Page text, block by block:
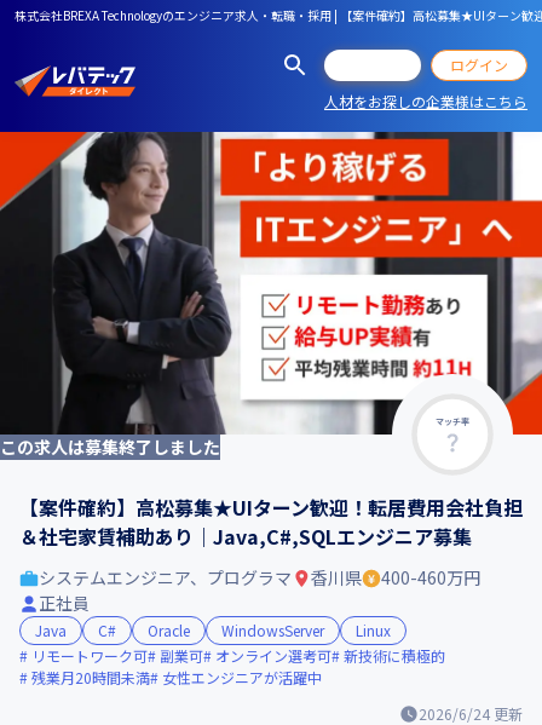
株式会社BREXA Technologyのエンジニア求人・転職・採用 | 【案件確約】高松募集★UIターン
ログイン
人材をお探しの企業様はこちら
マッチ率
この求人は募集終了しました
【案件確約】高松募集★UIターン歓迎！転居費用会社負担
＆社宅家賃補助あり｜Java,C#,SQLエンジニア募集
2026/6/24 更新
システムエンジニア、プログラマ 香川県
400-460万円
正社員
Java C# Oracle WindowsServer
Linux
リモートワーク可
副業可 オンライン選考可 新技術に積極的
残業月20時間未満
女性エンジニアが活躍中